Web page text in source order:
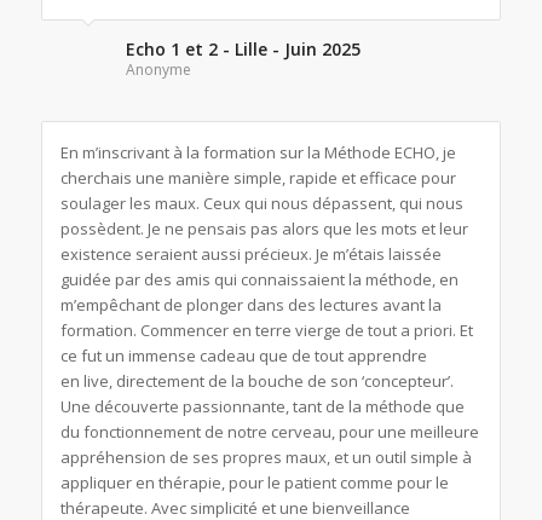
Echo 1 et 2 - Lille - Juin 2025
Anonyme
En m’inscrivant à la formation sur la Méthode ECHO, je
cherchais une manière simple, rapide et efficace pour
soulager les maux. Ceux qui nous dépassent, qui nous
possèdent. Je ne pensais pas alors que les mots et leur
existence seraient aussi précieux. Je m’étais laissée
guidée par des amis qui connaissaient la méthode, en
m’empêchant de plonger dans des lectures avant la
formation. Commencer en terre vierge de tout a priori. Et
ce fut un immense cadeau que de tout apprendre
en live, directement de la bouche de son ‘concepteur’.
Une découverte passionnante, tant de la méthode que
du fonctionnement de notre cerveau, pour une meilleure
appréhension de ses propres maux, et un outil simple à
appliquer en thérapie, pour le patient comme pour le
thérapeute. Avec simplicité et une bienveillance